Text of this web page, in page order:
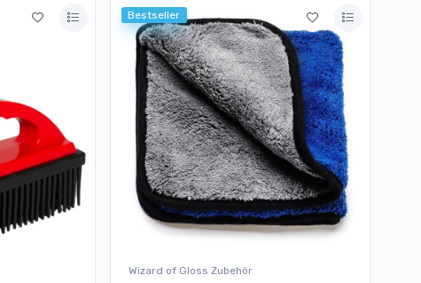
Bestseller
Wizard of Gloss Zubehör